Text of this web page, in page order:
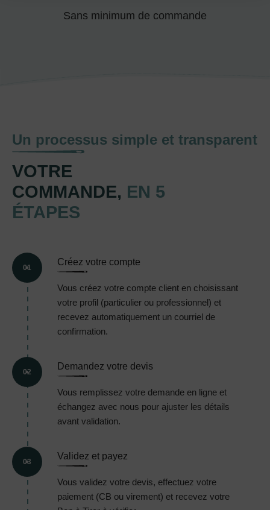
Sans minimum de commande
Un processus simple et transparent
VOTRE
COMMANDE, EN 5
ÉTAPES
01
Créez votre compte
Vous créez votre compte client en choisissant
votre profil (particulier ou professionnel) et
recevez automatiquement un courriel de
confirmation.
02
Demandez votre devis
Vous remplissez votre demande en ligne et
échangez avec nous pour ajuster les détails
avant validation.
03
Validez et payez
Vous validez votre devis, effectuez votre
paiement (CB ou virement) et recevez votre